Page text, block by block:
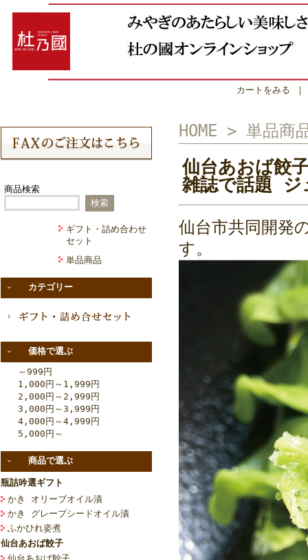
カートをみる
商品検索
ギフト・詰め合わせ
セット
単品商品
カテゴリー
価格で選ぶ
～999円
1,000円～1,999円
2,000円～2,999円
3,000円～3,999円
4,000円～4,999円
5,000円～
商品で選ぶ
瓶詰吟選ギフト
かき オリーブオイル漬
かき グレープシードオイル漬
ふかひれ姿煮
仙台あおば餃子
HOME > 単品商
仙台あおば餃
雑誌で話題 ジ
仙台市共同開発
す。